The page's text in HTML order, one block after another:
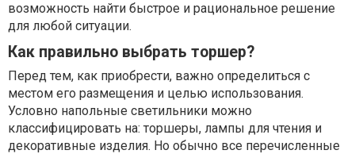
возможность найти быстрое и рациональное решение
для любой ситуации.
Как правильно выбрать торшер?
Перед тем, как приобрести, важно определиться с
местом его размещения и целью использования.
Условно напольные светильники можно
классифицировать на: торшеры, лампы для чтения и
декоративные изделия. Но обычно все перечисленные